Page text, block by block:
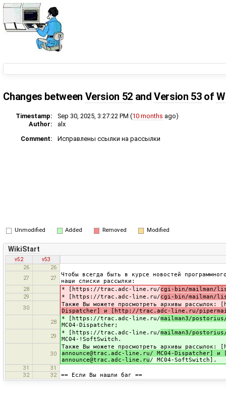
Changes between Version 52andVersion 53of
Timestamp: Sep 30, 2025, 3:27:22 PM (10 months ago)
Author:
alx
Comment:
Исправлены ссылки на рассылки
Unmodified Added Removed Modified
WikiStart
v52
v53
26
26
27
27
Чтобы всегда быть в курсе новостей
наши списки рассылки:
28 * [https://trac.adc-line.ru/cgi-bin/mailman/
29 * [https://trac.adc-line.ru/cgi-bin/mailman/
30
Также Вы можете просмотреть архивы рассылок:
Dispatcher] и [http://trac.adc-line.ru/
28
* [https://trac.adc-line.ru/mailman3/
MC04-Dispatcher;
29
* [https://trac.adc-line.ru/mailman3/
MC04-!SoftSwitch.
30
Также Вы можете просмотреть архивы рассылок:
announce@trac.adc-line.ru/ MC04-
announce@trac.adc-line.ru/ MC04-SoftSwitch].
31
31
32
32 == Если Вы нашли баг ==